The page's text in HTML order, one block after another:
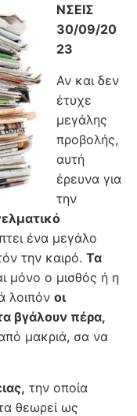
ΝΣΕΙΣ
30/09/20
23
Αν και δεν
έτυχε
μεγάλης
προβολής,
αυτή
έρευνα για
την
ένα μεγάλο
την καιρό. Τα
μόνο ο μισθός ή η
λοιπόν οι
βγάλουν πέρα,
μακριά, σα να
την οποία
θεωρεί ως